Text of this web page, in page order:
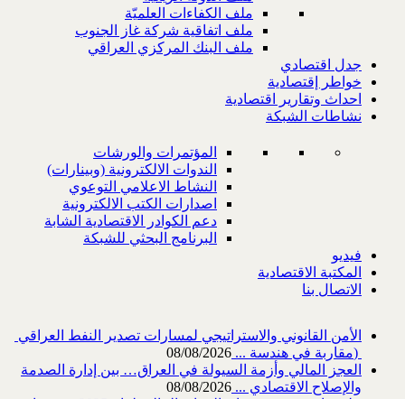
ملف الكفاءات العلميّة
ملف اتفاقية شركة غاز الجنوب
ملف البنك المركزي العراقي
جدل اقتصادي
خواطر إقتصادية
احداث وتقارير اقتصادية
نشاطات الشبكة
المؤتمرات والورشات
الندوات الالكترونية (وبينارات)
النشاط الاعلامي التوعوي
اصدارات الكتب الالكترونية
دعم الكوادر الاقتصادية الشابة
البرنامج البحثي للشبكة
فيديو
المكتبة الاقتصادية
الاتصال بنا
‎) ‎مقاربة في هندسة ...
08/08/2026
العجز المالي وأزمة السيولة في العراق… بين إدارة الصدمة
والإصلاح الاقتصادي ... 08/08/2026